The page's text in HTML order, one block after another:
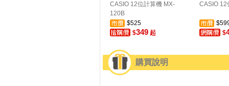
CASIO 12位計算機 MX-
120B
$525
$349起
CASIO 12
$
購買說明